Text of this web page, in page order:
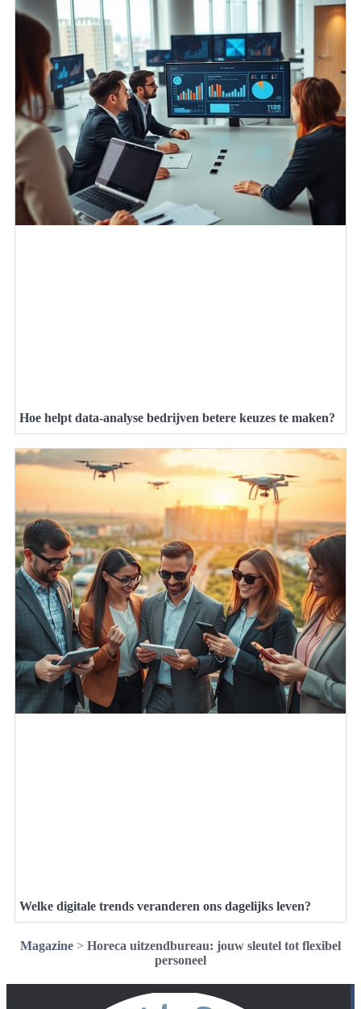
Hoe helpt data-analyse bedrijven betere keuzes te maken?
Welke digitale trends veranderen ons dagelijks leven?
Magazine > Horeca uitzendbureau: jouw sleutel tot flexibel
personeel